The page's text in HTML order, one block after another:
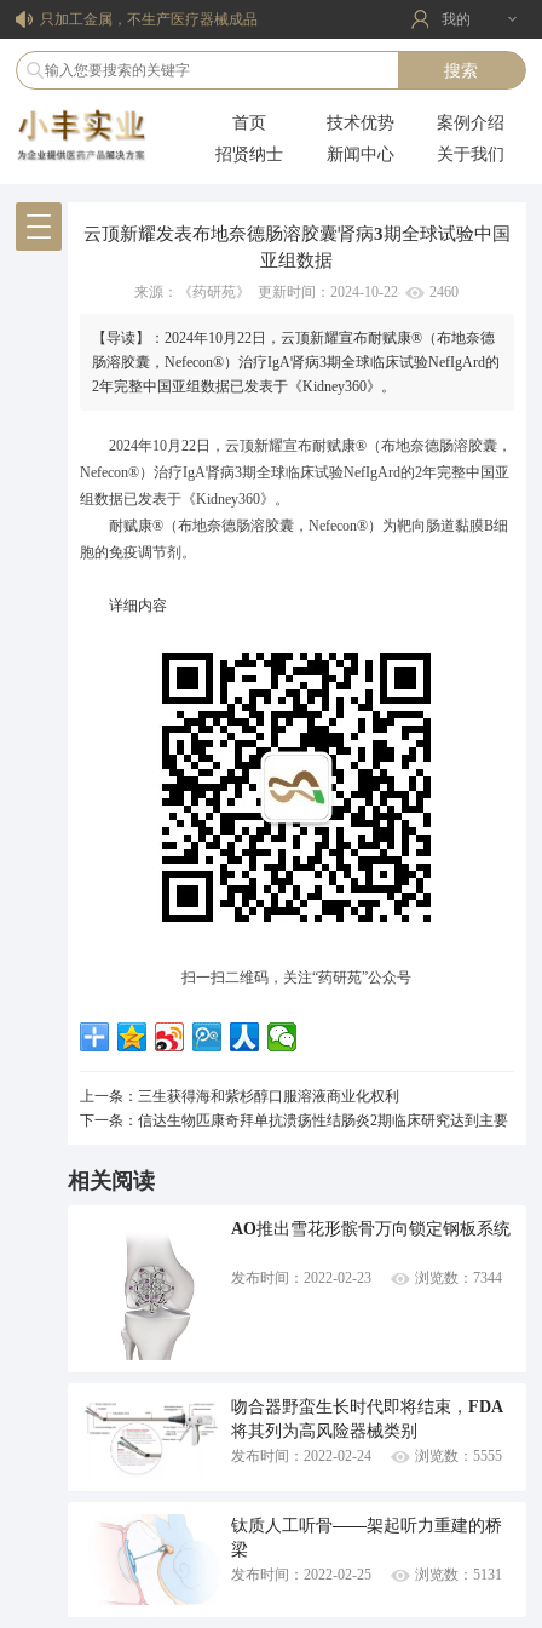
只加工金属，不生产医疗器械成品
擅长市场评估，降低企业投资风险
我的
首页 技术优势
案例介绍
招贤纳士
新闻中心 关于我们
云顶新耀发表布地奈德肠溶胶囊肾病3期全球试验中国
亚组数据
来源：《药研苑》 更新时间：2024-10-22 2460
【导读】：2024年10月22日，云顶新耀宣布耐赋康®（布地奈德
肠溶胶囊，Nefecon®）治疗IgA肾病3期全球临床试验NefIgArd的
2年完整中国亚组数据已发表于《Kidney360》。
2024年10月22日，云顶新耀宣布耐赋康®（布地奈德肠溶胶囊，
Nefecon®）治疗IgA肾病3期全球临床试验NefIgArd的2年完整中国亚
组数据已发表于《Kidney360》。
耐赋康®（布地奈德肠溶胶囊，Nefecon®）为靶向肠道黏膜B细
胞的免疫调节剂。
详细内容
扫一扫二维码，关注“药研苑”公众号
上一条：三生获得海和紫杉醇口服溶液商业化权利
下一条：信达生物匹康奇拜单抗溃疡性结肠炎2期临床研究达到主要
相关阅读
AO推出雪花形髌骨万向锁定钢板系统
发布时间：2022-02-23 浏览数：7344
吻合器野蛮生长时代即将结束，FDA
将其列为高风险器械类别
发布时间：2022-02-24 浏览数：5555
钛质人工听骨——架起听力重建的桥
梁
发布时间：2022-02-25 浏览数：5131